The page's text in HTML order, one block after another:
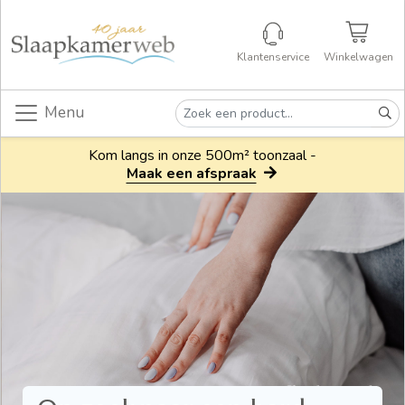
Klantenservice Winkelwagen
Menu
Kom langs in onze 500m² toonzaal -
Maak een afspraak